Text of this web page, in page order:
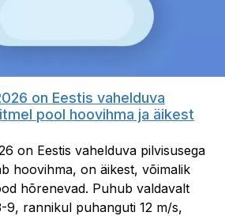
on Eestis vahelduva
pool hoovihma ja äikest
on Eestis vahelduva pilvisusega
hoovihma, on äikest, võimalik
hõrenevad. Puhub valdavalt
9, rannikul puhanguti 12 m/s,